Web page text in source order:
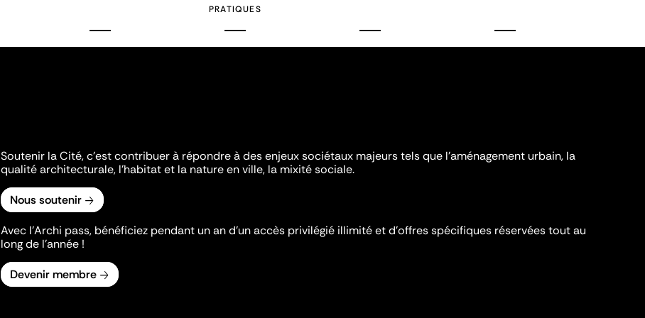
PRATIQUES
Soutenir la Cité, c'est contribuer à répondre à des enjeux sociétaux majeurs tels que l'aménagement urbain, la
qualité architecturale, l'habitat et la nature en ville, la mixité sociale.
Nous soutenir
Avec l’Archi pass, bénéficiez pendant un an d’un accès privilégié illimité et d’offres spécifiques réservées tout au
long de l’année !
Devenir membre